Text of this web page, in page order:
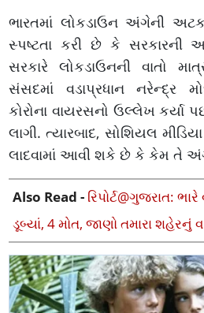
ભારતમાં લોકડાઉન અંગેની
સ્પષ્ટતા કરી છે કે સરકારની
સરકારે લોકડાઉનની વાતો
સંસદમાં વડાપ્રધાન નરેન્દ્ર
કોરોના વાયરસનો ઉલ્લેખ
લાગી. ત્યારબાદ, સોશિયલ
લાદવામાં આવી શકે છે કે કેમ તે
Also Read - રિપોર્ટ@ગુજરાત:
ડૂબ્યાં, 4 મોત, જાણો તમારા શહેરનું